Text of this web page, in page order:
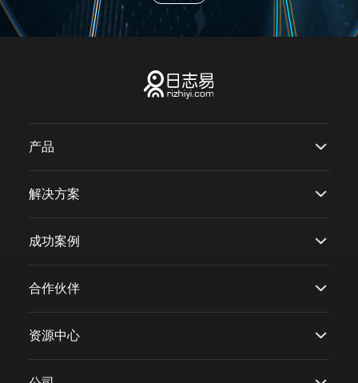
产品
解决方案
成功案例
合作伙伴
资源中心